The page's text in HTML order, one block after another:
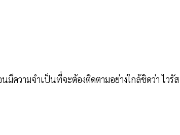
วามจำเป็นที่จะต้องติดตามอย่างใกล้ชิดว่า ไวรัส